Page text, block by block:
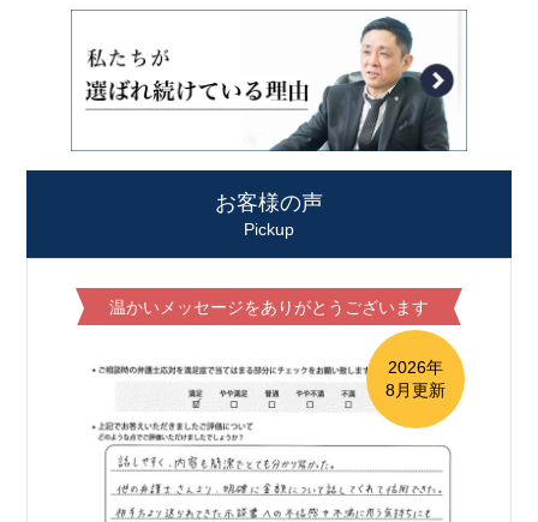
お客様の声
Pickup
温かいメッセージをありがとうございます
2026年
8月更新